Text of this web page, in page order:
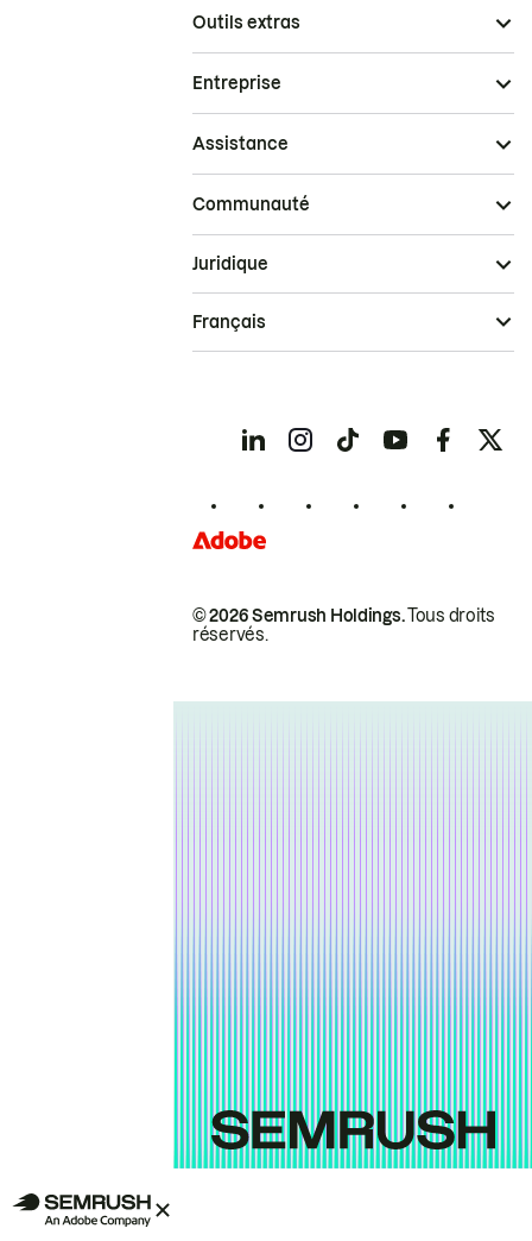
Outils extras
Entreprise
Assistance
Communauté
© 2026 Semrush Holdings.Tous droits
réservés.
Juridique
Français